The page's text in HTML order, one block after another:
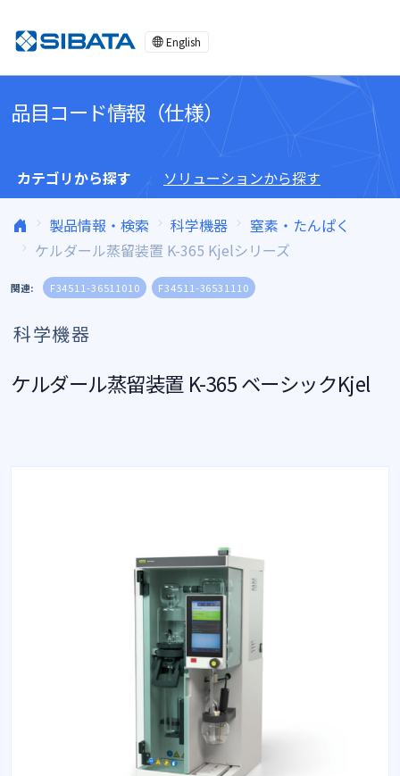
English
品目コード情報（仕様）
カテゴリから探す ソリューションから探す
製品情報・検索 科学機器
窒素・たんぱく
ケルダール蒸留装置 K-365 Kjelシリーズ
関連: F34511-36511010 F34511-36531110
科学機器
ケルダール蒸留装置 K-365 ベーシックKjel